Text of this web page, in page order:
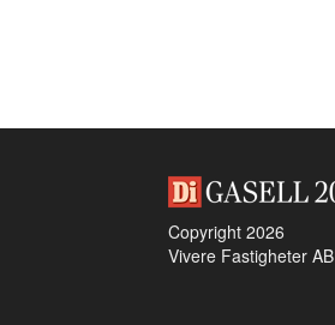
Copyright 2026
Vivere Fastigheter AB